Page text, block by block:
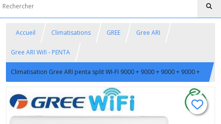
Accueil Climatisations GREE Gree ARI
Gree ARI Wifi - PENTA
Climatisation Gree ARI penta split WI-FI 9000 + 9000 + 9000 + 9000 +